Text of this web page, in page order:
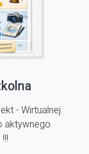
- Wirtualnej
aktywnego